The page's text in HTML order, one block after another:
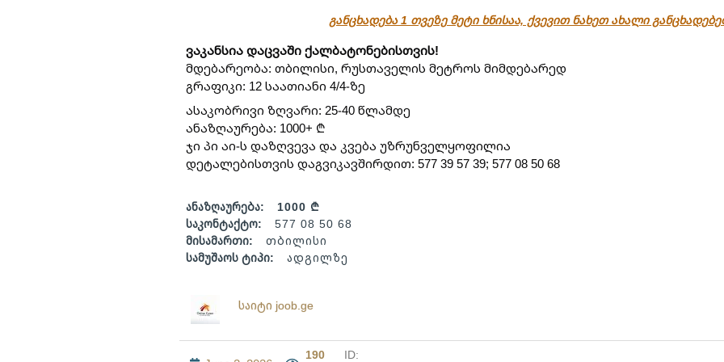
განცხადება 1 თვეზე მეტი ხნისაა, ქვევით ნახეთ ახალი
ვაკანსია დაცვაში ქალბატონებისთვის!
მდებარეობა: თბილისი, რუსთაველის მეტროს მიმდებარედ
გრაფიკი: 12 საათიანი 4/4-ზე
ასაკობრივი ზღვარი: 25-40 წლამდე
ანაზღაურება: 1000+ ₾
ჯი პი აი-ს დაზღვევა და კვება უზრუნველყოფილია
დეტალებისთვის დაგვიკავშირდით: 577 39 57 39; 577 08 50 68
ანაზღაურება:
1000 ₾
საკონტაქტო:
577 08 50 68
მისამართი:
თბილისი
სამუშაოს ტიპი:
ადგილზე
საიტი joob.ge
190
ID: